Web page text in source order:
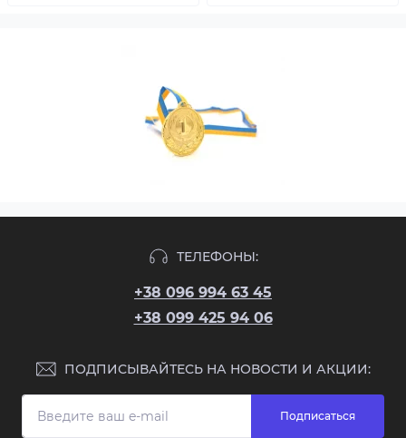
ТЕЛЕФОНЫ:
+38 096 994 63 45
+38 099 425 94 06
ПОДПИСЫВАЙТЕСЬ НА НОВОСТИ И АКЦИИ:
Подписаться